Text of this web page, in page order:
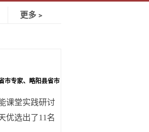
更多﹥
市专家、略阳县省市
课堂实践研讨
优选出了11名